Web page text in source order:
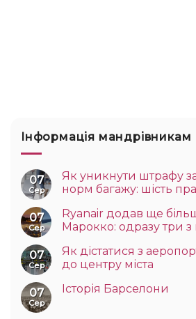
Інформація мандрівникам
07
Сер
Як уникнути штрафу
норм багажу: шість
07
Сер
Ryanair додав ще
Марокко: одразу три з
07
Сер
Як дістатися з
до центру міста
07
Сер
Історія Барселони